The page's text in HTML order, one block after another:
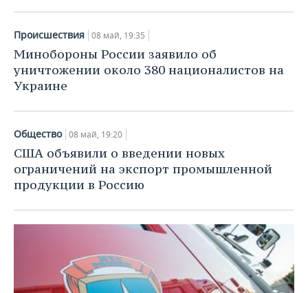
Происшествия 08 май, 19:35
Минобороны России заявило об
уничтожении около 380 националистов на
Украине
Общество 08 май, 19:20
США объявили о введении новых
ограничений на экспорт промышленной
продукции в Россию